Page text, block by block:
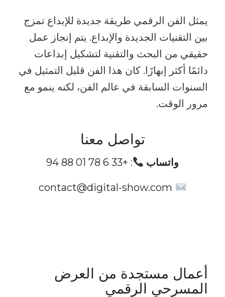
يمثل الفن الرقمي طريقة جديدة للإبداع تمزج
بين التقنيات الجديدة والإبداع. يتم إنجاز عمل
حقيقي من البحث والتقنية لتشكيل إبداعات
دائمًا أكثر إبهارًا. كان هذا الفن قليل التمثيل في
السنوات السابقة في عالم الفن، لكنه ينمو مع
مرور الوقت.
تواصل معنا
واتساب :
+33 6 78 01 88 94
أعمال مستجدة من العرض
المسرحي الرقمي